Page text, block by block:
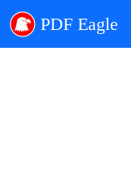
PDF Eagle